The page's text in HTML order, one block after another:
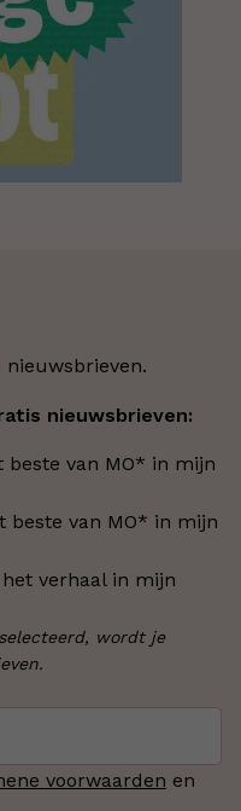
nieuwsbrieven.
nieuwsbrieven:
beste van MO* in mijn
beste van MO* in mijn
verhaal in mijn
wordt je
voorwaarden en